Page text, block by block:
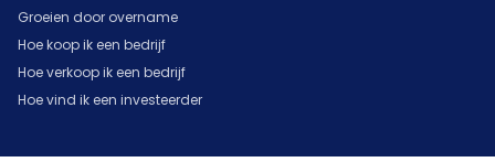
Groeien door overname
Hoe koop ik een bedrijf
Hoe verkoop ik een bedrijf
Hoe vind ik een investeerder